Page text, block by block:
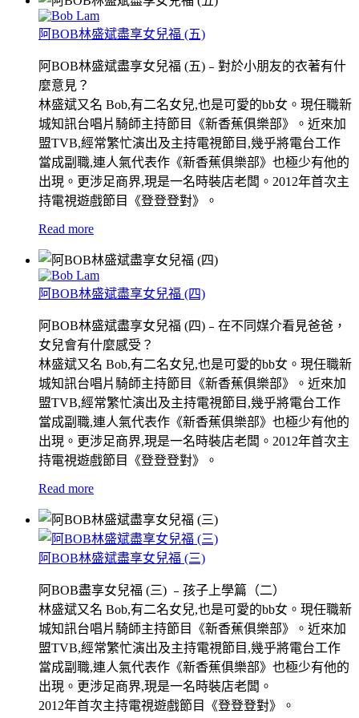
阿BOB林盛斌盡享女兒福 (五)
阿BOB林盛斌盡享女兒福 (五)﹣對於小朋友的衣著有什
麼意見？
林盛斌又名 Bob,有二名女兒,也是可愛的bb女。現任職新
城知訊台唱片騎師主持節目《新香蕉俱樂部》。近來加
盟TVB,經常繁忙演出及主持電視節目,幾乎將電台工作
當成副職,連人氣代表作《新香蕉俱樂部》也極少有他的
出現。更涉足商界,現是一名時裝店老闆。2012年首次主
持電視遊戲節目《登登登對》。
Read more
阿BOB林盛斌盡享女兒福 (四)
阿BOB林盛斌盡享女兒福 (四)﹣在不同媒介看見爸爸，
女兒會有什麼感受？
林盛斌又名 Bob,有二名女兒,也是可愛的bb女。現任職新
城知訊台唱片騎師主持節目《新香蕉俱樂部》。近來加
盟TVB,經常繁忙演出及主持電視節目,幾乎將電台工作
當成副職,連人氣代表作《新香蕉俱樂部》也極少有他的
出現。更涉足商界,現是一名時裝店老闆。2012年首次主
持電視遊戲節目《登登登對》。
Read more
阿BOB林盛斌盡享女兒福 (三)
阿BOB盡享女兒福 (三) ﹣孩子上學篇（二）
林盛斌又名 Bob,有二名女兒,也是可愛的bb女。現任職新
城知訊台唱片騎師主持節目《新香蕉俱樂部》。近來加
盟TVB,經常繁忙演出及主持電視節目,幾乎將電台工作
當成副職,連人氣代表作《新香蕉俱樂部》也極少有他的
出現。更涉足商界,現是一名時裝店老闆。
2012年首次主持電視遊戲節目《登登登對》。